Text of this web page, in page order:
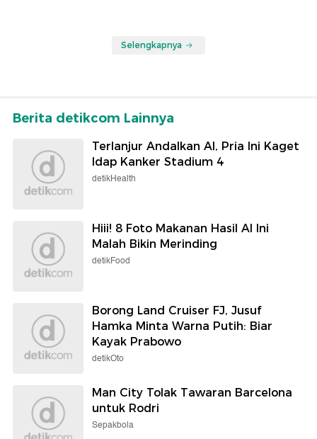
Selengkapnya
Berita detikcom Lainnya
Terlanjur Andalkan AI, Pria Ini Kaget
Idap Kanker Stadium 4
detikHealth
Hiii! 8 Foto Makanan Hasil AI Ini
Malah Bikin Merinding
detikFood
Borong Land Cruiser FJ, Jusuf
Hamka Minta Warna Putih: Biar
Kayak Prabowo
detikOto
Man City Tolak Tawaran Barcelona
untuk Rodri
Sepakbola